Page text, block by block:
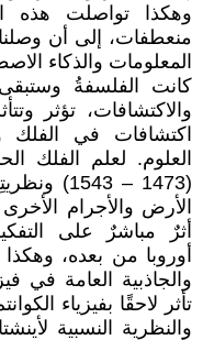
وهكذا تواصلت
منعطفات، إلى أن وصلنا
المعلومات والذكاء
كانت الفلسفةُ
والاكتشافات، تؤثر
اكتشافات في الفلك
العلوم. لعلم الفلك
(1473 –
الأرض والأجرام
أثرٌ مباشرٌ على
أوروبا من بعده، وهكذا